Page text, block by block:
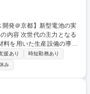
料を用いた生産設備の導入
向けた設備の改善設計を
運転管理、さらには実践
的な生産プロセスを確立す
や新規導入に向けた仕様
援あり
時短勤務あり
み